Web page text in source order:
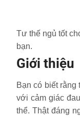
Tư thế ngủ tốt
bạn.
Giới thiệu
Bạn có biết
với cảm giác
thể. Thật đáng